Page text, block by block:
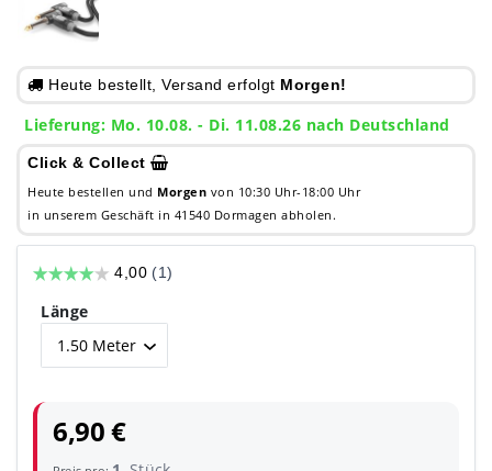
Heute bestellt, Versand erfolgt Morgen!
Lieferung: Mo. 10.08. - Di. 11.08.26 nach Deutschland
Click & Collect
Heute bestellen und Morgen von 10:30 Uhr-18:00 Uhr
in unserem Geschäft in 41540 Dormagen abholen.
Länge
6,90 €